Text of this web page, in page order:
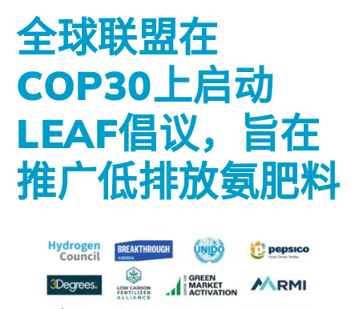
全球联盟在
COP30上启动
LEAF倡议，旨在
推广低排放氨肥料